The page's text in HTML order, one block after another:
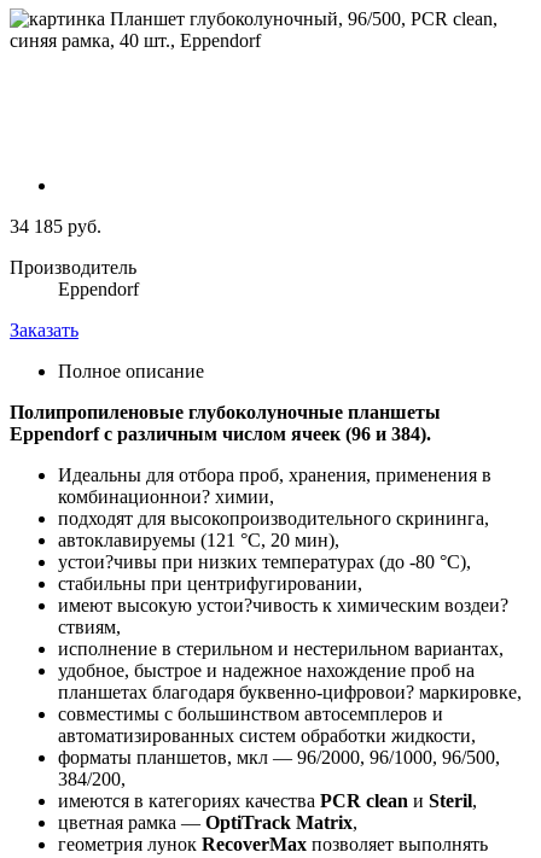
34 185 руб.
Производитель
Eppendorf
Заказать
Полное описание
Полипропиленовые глубоколуночные планшеты
Eppendorf с различным числом ячеек (96 и 384).
Идеальны для отбора проб, хранения, применения в
комбинационнои? химии,
подходят для высокопроизводительного скрининга,
автоклавируемы (121 °C, 20 мин),
устои?чивы при низких температурах (до -80 °C),
стабильны при центрифугировании,
имеют высокую устои?чивость к химическим воздеи?
ствиям,
исполнение в стерильном и нестерильном вариантах,
удобное, быстрое и надежное нахождение проб на
планшетах благодаря буквенно-цифровои? маркировке,
совместимы с большинством автосемплеров и
автоматизированных систем обработки жидкости,
форматы планшетов, мкл — 96/2000, 96/1000, 96/500,
384/200,
имеются в категориях качества PCR clean и Steril,
цветная рамка — OptiTrack Matrix,
геометрия лунок RecoverMax позволяет выполнять